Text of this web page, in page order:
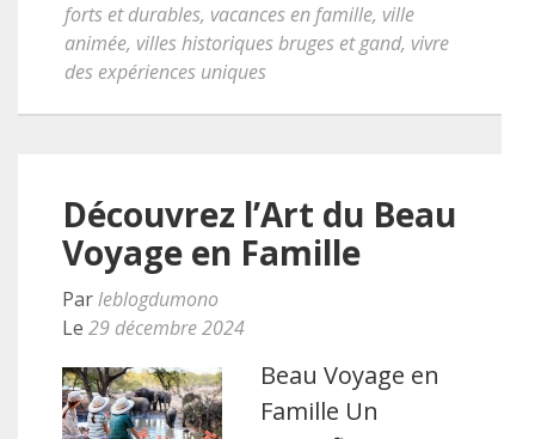
forts et durables, vacances en famille, ville
animée, villes historiques bruges et gand, vivre
des expériences uniques
Découvrez l’Art du Beau
Voyage en Famille
Parleblogdumono
Le 29 décembre 2024
Beau Voyage en
Famille Un